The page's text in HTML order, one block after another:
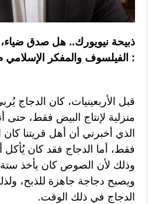
ذبيحة نيويورك.. هل صدق ضياء،
: الفيلسوف والمفكر الإسلامي
قبل الأربعينيات، كان الدجاج
منزلية لإنتاج البيض فقط، حتى
الذي أخبرني أن أهل قريتنا
فقط، أما الدجاج فقد كان يُأكل
وذلك لأن الصوص كان يأخذ
ويصبح دجاجة جاهزة للذبح،
الدجاج في ذلك الوقت.